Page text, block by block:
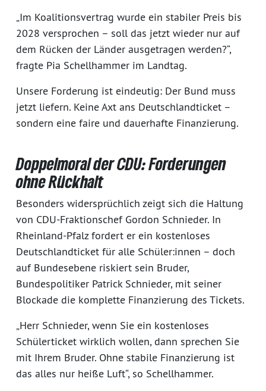
„Im Koalitionsvertrag wurde ein stabiler Preis bis
2028 versprochen – soll das jetzt wieder nur auf
dem Rücken der Länder ausgetragen werden?“,
fragte Pia Schellhammer im Landtag.
Unsere Forderung ist eindeutig: Der Bund muss
jetzt liefern. Keine Axt ans Deutschlandticket –
sondern eine faire und dauerhafte Finanzierung.
Doppelmoral der CDU: Forderungen
ohne Rückhalt
Besonders widersprüchlich zeigt sich die Haltung
von CDU-Fraktionschef Gordon Schnieder. In
Rheinland-Pfalz fordert er ein kostenloses
Deutschlandticket für alle Schüler:innen – doch
auf Bundesebene riskiert sein Bruder,
Bundespolitiker Patrick Schnieder, mit seiner
Blockade die komplette Finanzierung des Tickets.
„Herr Schnieder, wenn Sie ein kostenloses
Schülerticket wirklich wollen, dann sprechen Sie
mit Ihrem Bruder. Ohne stabile Finanzierung ist
das alles nur heiße Luft“, so Schellhammer.